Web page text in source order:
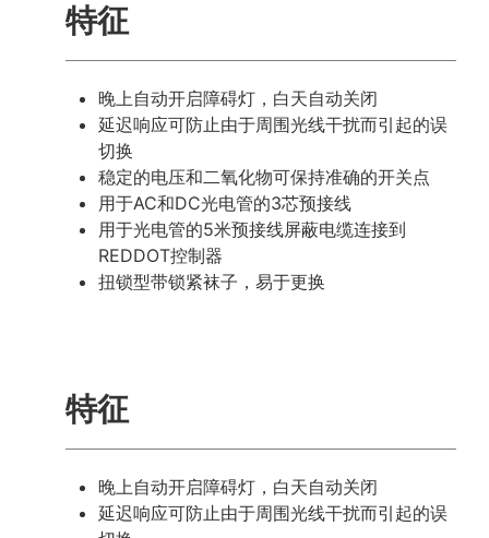
特征
晚上自动开启障碍灯，白天自动关闭
延迟响应可防止由于周围光线干扰而引起的误
切换
稳定的电压和二氧化物可保持准确的开关点
用于AC和DC光电管的3芯预接线
用于光电管的5米预接线屏蔽电缆连接到
REDDOT控制器
扭锁型带锁紧袜子，易于更换
特征
晚上自动开启障碍灯，白天自动关闭
延迟响应可防止由于周围光线干扰而引起的误